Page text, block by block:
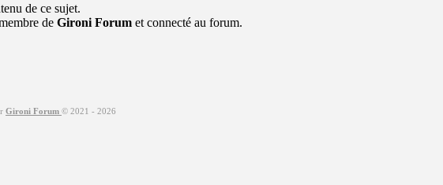
de ce sujet.
de Gironi Forum et connecté au forum.
Gironi Forum © 2021 - 2026